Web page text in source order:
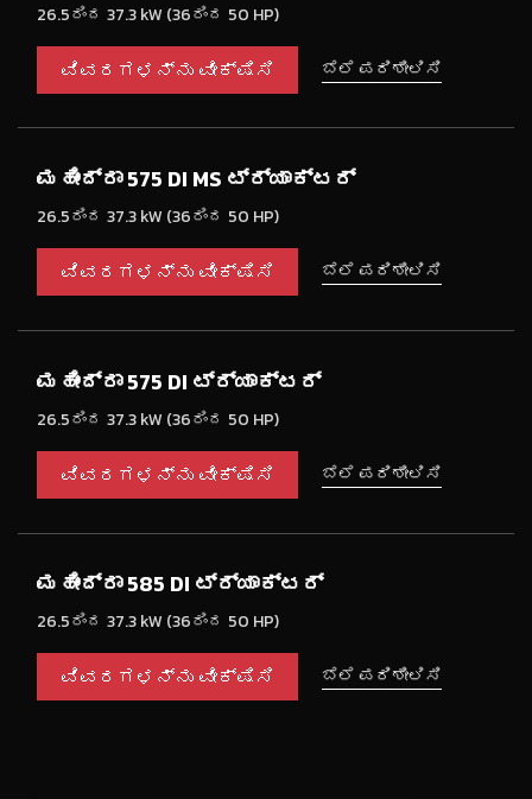
26.5ರಿಂದ 37.3 kW (36ರಿಂದ 50 HP)
ವಿವರಗಳನ್ನು ವೀಕ್ಷಿಸಿ ಬೆಲೆ ಪರಿಶೀಲಿಸಿ
ಮಹೀಂದ್ರಾ 575 DI MS ಟ್ರ್ಯಾಕ್ಟರ್
26.5ರಿಂದ 37.3 kW (36ರಿಂದ 50 HP)
ವಿವರಗಳನ್ನು ವೀಕ್ಷಿಸಿ ಬೆಲೆ ಪರಿಶೀಲಿಸಿ
ಮಹೀಂದ್ರಾ 575 DI ಟ್ರ್ಯಾಕ್ಟರ್
26.5ರಿಂದ 37.3 kW (36ರಿಂದ 50 HP)
ವಿವರಗಳನ್ನು ವೀಕ್ಷಿಸಿ ಬೆಲೆ ಪರಿಶೀಲಿಸಿ
ಮಹೀಂದ್ರಾ 585 DI ಟ್ರ್ಯಾಕ್ಟರ್
26.5ರಿಂದ 37.3 kW (36ರಿಂದ 50 HP)
ವಿವರಗಳನ್ನು ವೀಕ್ಷಿಸಿ ಬೆಲೆ ಪರಿಶೀಲಿಸಿ